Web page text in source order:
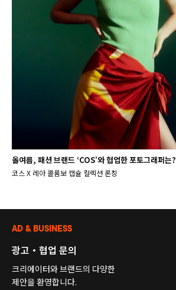
올여름, 패션 브랜드 ‘COS’와 협업한 포토그래퍼는?
코스 X 레아 콜롬보 캡슐 컬렉션 론칭
AD & BUSINESS
광고・협업 문의
크리에이터와 브랜드의 다양한
제안을 환영합니다.